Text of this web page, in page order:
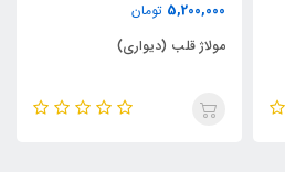
5,200,000 تومان
مولاژ قلب (دیواری)